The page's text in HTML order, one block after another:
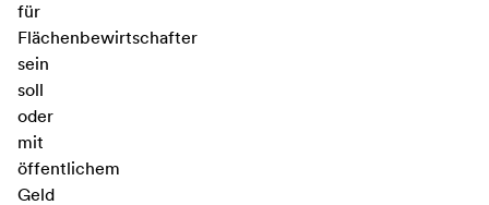
für
Flächenbewirtschafter
sein
soll
oder
mit
öffentlichem
Geld